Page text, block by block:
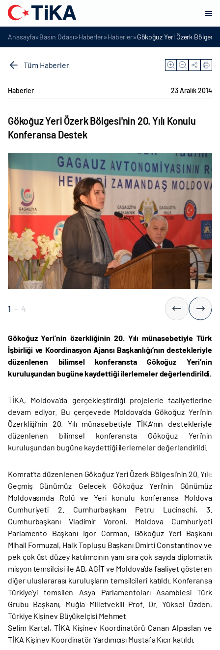
Anasayfa»Basın Odası»Haberler»Haberler»Gökoğuz Yeri Özerk
Tüm Haberler
Haberler 23 Aralık 2014
Gökoğuz Yeri Özerk Bölgesi'nin 20. Yılı Konulu
Konferansa Destek
1 - 4
Gökoğuz Yeri’nin özerkliğinin 20. Yılı münasebetiyle Türk
İşbirliği ve Koordinasyon Ajansı Başkanlığı’nın destekleriyle
düzenlenen bilimsel konferansta Gökoğuz Yeri’nin
kuruluşundan bugüne kaydettiği ilerlemeler değerlendirildi.
TİKA, Moldova’da gerçekleştirdiği projelerle faaliyetlerine
devam ediyor. Bu çerçevede Moldova’da Gökoğuz Yeri’nin
Özerkliği’nin 20. Yılı münasebetiyle TİKA’nın destekleriyle
düzenlenen bilimsel konferansta Gökoğuz Yeri’nin
kuruluşundan bugüne kaydettiği ilerlemeler değerlendirildi.
Komrat’ta düzenlenen Gökoğuz Yeri Özerk Bölgesi’nin 20. Yılı:
Geçmiş Günümüz Gelecek Gökoğuz Yeri’nin Günümüz
Moldovasında Rolü ve Yeri konulu konferansa Moldova
Cumhuriyeti 2. Cumhurbaşkanı Petru Lucinschi, 3.
Cumhurbaşkanı Vladimir Voroni, Moldova Cumhuriyeti
Parlamento Başkanı Igor Corman, Gökoğuz Yeri Başkanı
Mihail Formuzal, Halk Topluşu Başkanı Dmirti Constantinov ve
pek çok üst düzey katılımcının yanı sıra çok sayıda diplomatik
misyon temsilcisi ile AB, AGİT ve Moldova’da faaliyet gösteren
diğer uluslararası kuruluşların temsilcileri katıldı. Konferansa
Türkiye’yi temsilen Asya Parlamentoları Asamblesi Türk
Grubu Başkanı, Muğla Milletvekili Prof. Dr. Yüksel Özden,
Türkiye Kişinev Büyükelçisi Mehmet
Selim Kartal, TİKA Kişinev Koordinatörü Canan Alpaslan ve
TİKA Kişinev Koordinatör Yardımcısı Mustafa Kıcır katıldı.